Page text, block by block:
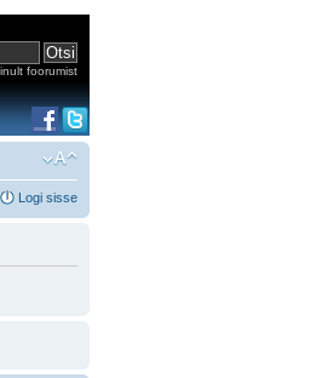
foorumist
Logi sisse